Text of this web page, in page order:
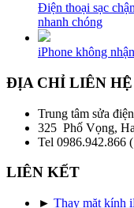
Điện thoại sạc
nhanh chóng
iPhone không
ĐỊA CHỈ LIÊN HỆ
Trung tâm sửa
325 Phố Vọng,
Tel 0986.942.866
LIÊN KẾT
► Thay mặt kính